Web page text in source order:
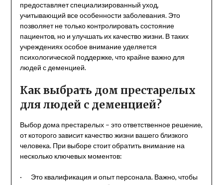
предоставляет специализированный уход,
учитывающий все особенности заболевания. Это
позволяет не только контролировать состояние
пациентов, но и улучшать их качество жизни. В таких
учреждениях особое внимание уделяется
психологической поддержке, что крайне важно для
людей с деменцией.
Как выбрать дом престарелых
для людей с деменцией?
Выбор дома престарелых – это ответственное решение,
от которого зависит качество жизни вашего близкого
человека. При выборе стоит обратить внимание на
несколько ключевых моментов:
· Это квалификация и опыт персонала. Важно, чтобы